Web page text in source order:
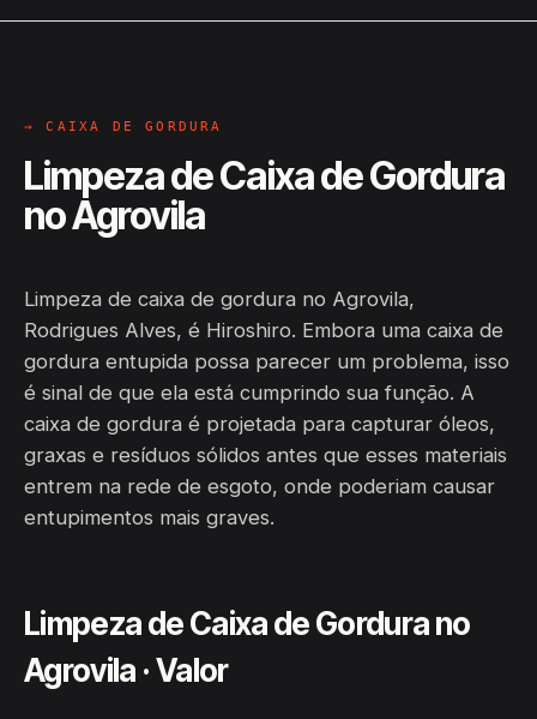
→ CAIXA DE GORDURA
Limpeza de Caixa de Gordura
no Agrovila
Limpeza de caixa de gordura no Agrovila,
Rodrigues Alves, é Hiroshiro. Embora uma caixa de
gordura entupida possa parecer um problema, isso
é sinal de que ela está cumprindo sua função. A
caixa de gordura é projetada para capturar óleos,
graxas e resíduos sólidos antes que esses materiais
entrem na rede de esgoto, onde poderiam causar
entupimentos mais graves.
Limpeza de Caixa de Gordura no
Agrovila · Valor